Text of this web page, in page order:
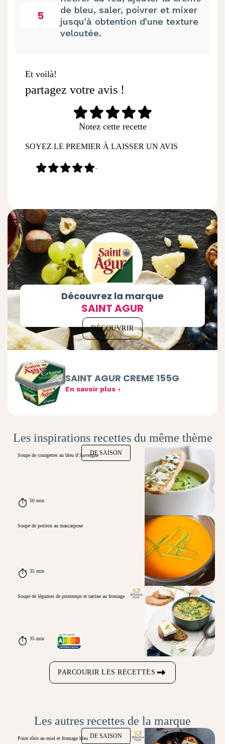
5
de bleu, saler, poivrer et mixer
jusqu'à obtention d'une texture
veloutée.
Et voilà!
partagez votre avis !
Notez cette recette
SOYEZ LE PREMIER À LAISSER UN AVIS
-
Découvrez la marque
SAINT AGUR
DÉCOUVRIR
SAINT AGUR CREME 155G
En savoir plus
Les inspirations recettes du même thème
DE SAISON
Soupe de courgettes au bleu d’Auvergne
50 min
Soupe de potiron au mascarpone
35 min
Soupe de légumes de printemps et tartine au fromage
35 min
PARCOURIR LES RECETTES
Les autres recettes de la marque
DE SAISON
Poire rôtie au miel et fromage bleu